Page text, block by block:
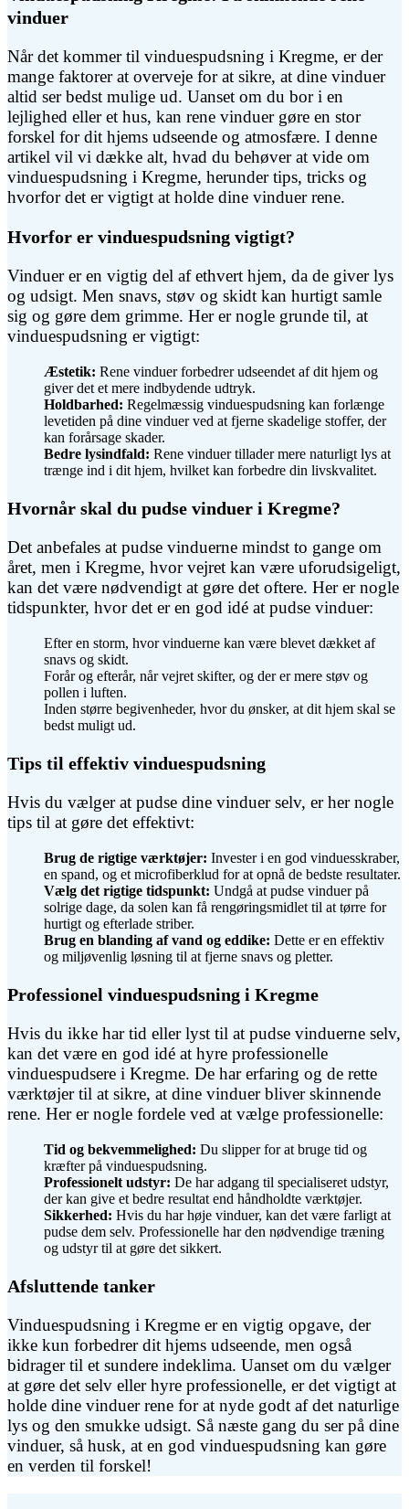
vinduer
Når det kommer til vinduespudsning i Kregme, er der
mange faktorer at overveje for at sikre, at dine vinduer
altid ser bedst mulige ud. Uanset om du bor i en
lejlighed eller et hus, kan rene vinduer gøre en stor
forskel for dit hjems udseende og atmosfære. I denne
artikel vil vi dække alt, hvad du behøver at vide om
vinduespudsning i Kregme, herunder tips, tricks og
hvorfor det er vigtigt at holde dine vinduer rene.
Hvorfor er vinduespudsning vigtigt?
Vinduer er en vigtig del af ethvert hjem, da de giver lys
og udsigt. Men snavs, støv og skidt kan hurtigt samle
sig og gøre dem grimme. Her er nogle grunde til, at
vinduespudsning er vigtigt:
Æstetik: Rene vinduer forbedrer udseendet af dit hjem og
giver det et mere indbydende udtryk.
Holdbarhed: Regelmæssig vinduespudsning kan forlænge
levetiden på dine vinduer ved at fjerne skadelige stoffer, der
kan forårsage skader.
Bedre lysindfald: Rene vinduer tillader mere naturligt lys at
trænge ind i dit hjem, hvilket kan forbedre din livskvalitet.
Hvornår skal du pudse vinduer i Kregme?
Det anbefales at pudse vinduerne mindst to gange om
året, men i Kregme, hvor vejret kan være uforudsigeligt,
kan det være nødvendigt at gøre det oftere. Her er nogle
tidspunkter, hvor det er en god idé at pudse vinduer:
Efter en storm, hvor vinduerne kan være blevet dækket af
snavs og skidt.
Forår og efterår, når vejret skifter, og der er mere støv og
pollen i luften.
Inden større begivenheder, hvor du ønsker, at dit hjem skal se
bedst muligt ud.
Tips til effektiv vinduespudsning
Hvis du vælger at pudse dine vinduer selv, er her nogle
tips til at gøre det effektivt:
Brug de rigtige værktøjer: Invester i en god vinduesskraber,
en spand, og et microfiberklud for at opnå de bedste resultater.
Vælg det rigtige tidspunkt: Undgå at pudse vinduer på
solrige dage, da solen kan få rengøringsmidlet til at tørre for
hurtigt og efterlade striber.
Brug en blanding af vand og eddike: Dette er en effektiv
og miljøvenlig løsning til at fjerne snavs og pletter.
Professionel vinduespudsning i Kregme
Hvis du ikke har tid eller lyst til at pudse vinduerne selv,
kan det være en god idé at hyre professionelle
vinduespudsere i Kregme. De har erfaring og de rette
værktøjer til at sikre, at dine vinduer bliver skinnende
rene. Her er nogle fordele ved at vælge professionelle:
Tid og bekvemmelighed: Du slipper for at bruge tid og
kræfter på vinduespudsning.
Professionelt udstyr: De har adgang til specialiseret udstyr,
der kan give et bedre resultat end håndholdte værktøjer.
Sikkerhed: Hvis du har høje vinduer, kan det være farligt at
pudse dem selv. Professionelle har den nødvendige træning
og udstyr til at gøre det sikkert.
Afsluttende tanker
Vinduespudsning i Kregme er en vigtig opgave, der
ikke kun forbedrer dit hjems udseende, men også
bidrager til et sundere indeklima. Uanset om du vælger
at gøre det selv eller hyre professionelle, er det vigtigt at
holde dine vinduer rene for at nyde godt af det naturlige
lys og den smukke udsigt. Så næste gang du ser på dine
vinduer, så husk, at en god vinduespudsning kan gøre
en verden til forskel!